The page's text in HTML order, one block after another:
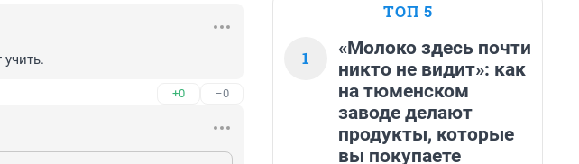
+0 –0
ТОП 5
1
«Молоко здесь почти
никто не видит»: как
на тюменском
заводе делают
продукты, которые
вы покупаете